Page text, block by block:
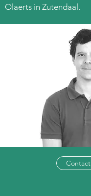
Olaerts in Zutendaal.
Contact